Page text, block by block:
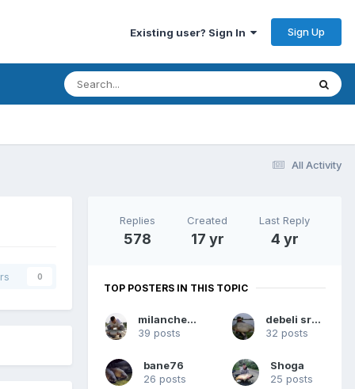
Existing user? Sign In Sign Up
All Activity
0
Replies
578
Created
17 yr
Last Reply
4 yr
TOP POSTERS IN THIS TOPIC
milancheshow
39 posts
debeli sremac
32 posts
bane76
26 posts
Shoga
25 posts